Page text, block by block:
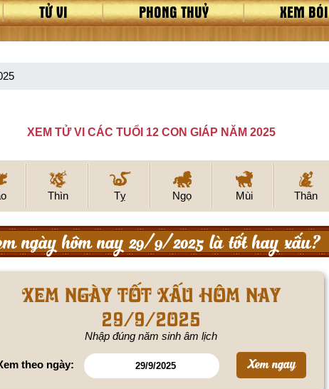
TỬ VI PHONG THUỶ XEM BÓI
XEM TỬ VI CÁC TUỔI 12 CON GIÁP NĂM 2025
Thìn Tỵ Ngọ Mùi Thân
ngày hôm nay 29/9/2025 là tốt hay xấu?
Xem ngày tốt xấu hôm nay
29/9/2025
Nhập đúng năm sinh âm lịch
theo ngày: